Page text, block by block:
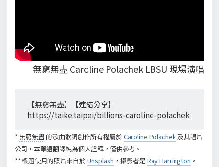
無窮無盡 Caroline Polachek LBSU 現場演唱
【無窮無盡】【連結分享】
https://taike.taipei/billions-caroline-polachek
* 無窮無盡的歌曲歌詞創作所有權屬於Caroline Polachek 及其唱片
公司，本華語翻譯純為個人詮釋，僅供參考。
** 標題使用的照片來自於Unsplash ，攝影者是 Ray Harrington 。